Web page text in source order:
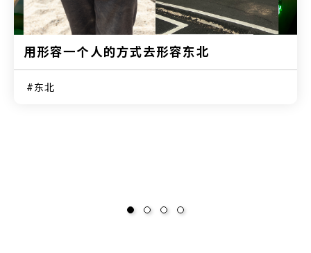
用形容一个人的方式去形容东北
东北